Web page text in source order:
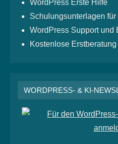
WordPress Erste Hilfe
Schulungsunterlagen
WordPress Support und
Kostenlose Erstberatung
WORDPRESS- & KI-